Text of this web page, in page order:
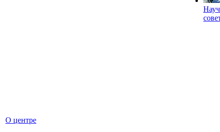
О центре